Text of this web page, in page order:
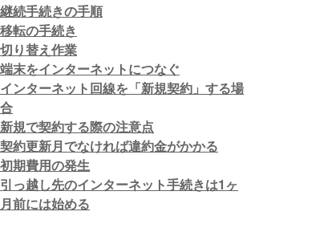
継続手続きの手順
移転の手続き
切り替え作業
端末をインターネットにつなぐ
インターネット回線を「新規契約」する場
合
新規で契約する際の注意点
契約更新月でなければ違約金がかかる
初期費用の発生
引っ越し先のインターネット手続きは1ヶ
月前には始める